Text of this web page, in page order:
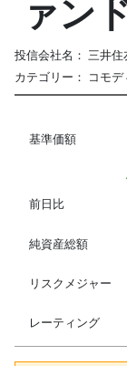
ァン
投信会社名： 三井住
カテゴリー： コモデ
基準価額
前日比
純資産総額
リスクメジャー
レーティング